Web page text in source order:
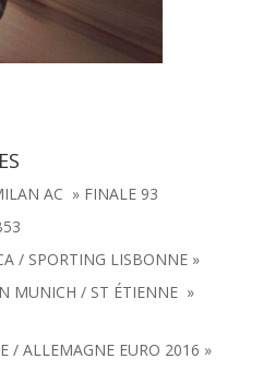
AC » FINALE 93
/ SPORTING LISBONNE »
MUNICH / ST ÉTIENNE »
/ ALLEMAGNE EURO 2016 »